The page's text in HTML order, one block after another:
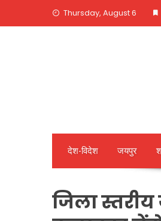
Thursday, August 6
देश-विदेश जयपुर
जिला